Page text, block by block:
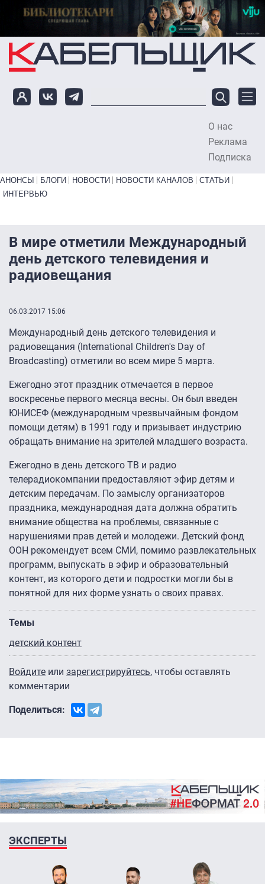
Перейти к основному содержанию
О нас
Реклама
Подписка
Primary links bottom
АНОНСЫ БЛОГИ НОВОСТИ НОВОСТИ КАНАЛОВ
СТАТЬИ
ИНТЕРВЬЮ
В мире отметили Международный
день детского телевидения и
радиовещания
06.03.2017 15:06
Международный день детского телевидения и
радиовещания (International Children's Day of
Broadcasting) отметили во всем мире 5 марта.
Ежегодно этот праздник отмечается в первое
воскресенье первого месяца весны. Он был введен
ЮНИСЕФ (международным чрезвычайным фондом
помощи детям) в 1991 году и призывает индустрию
обращать внимание на зрителей младшего возраста.
Ежегодно в день детского ТВ и радио
телерадиокомпании предоставляют эфир детям и
детским передачам. По замыслу организаторов
праздника, международная дата должна обратить
внимание общества на проблемы, связанные с
нарушениями прав детей и молодежи. Детский фонд
ООН рекомендует всем СМИ, помимо развлекательных
программ, выпускать в эфир и образовательный
контент, из которого дети и подростки могли бы в
понятной для них форме узнать о своих правах.
Темы
детский контент
Войдите или зарегистрируйтесь, чтобы оставлять
комментарии
Поделиться:
ЭКСПЕРТЫ